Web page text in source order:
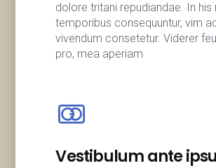
dolore tritani repudiandae. In his
temporibus consequuntur, vim
vivendum consetetur. Viderer
pro, mea aperiam
Vestibulum ante